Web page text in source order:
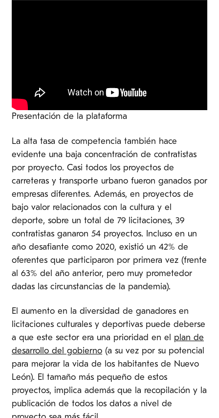
Presentación de la plataforma
La alta tasa de competencia también hace
evidente una baja concentración de contratistas
por proyecto. Casi todos los proyectos de
carreteras y transporte urbano fueron ganados por
empresas diferentes. Además, en proyectos de
bajo valor relacionados con la cultura y el
deporte, sobre un total de 79 licitaciones, 39
contratistas ganaron 54 proyectos. Incluso en un
año desafiante como 2020, existió un 42% de
oferentes que participaron por primera vez (frente
al 63% del año anterior, pero muy prometedor
dadas las circunstancias de la pandemia).
El aumento en la diversidad de ganadores en
licitaciones culturales y deportivas puede deberse
a que este sector era una prioridad en el plan de
desarrollo del gobierno (a su vez por su potencial
para mejorar la vida de los habitantes de Nuevo
León). El tamaño más pequeño de estos
proyectos, implica además que la recopilación y la
publicación de todos los datos a nivel de